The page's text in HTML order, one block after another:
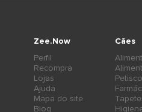
Cães
Zee.Now
Perfil
Recompra
Lojas
Ajuda
Mapa do site
Blog